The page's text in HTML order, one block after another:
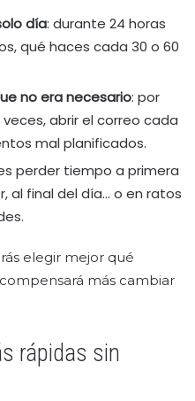
día: durante 24 horas
qué haces cada 30 o 60
no era necesario: por
abrir el correo cada
mal planificados.
perder tiempo a primera
al final del día… o en ratos
elegir mejor qué
más cambiar
rápidas sin